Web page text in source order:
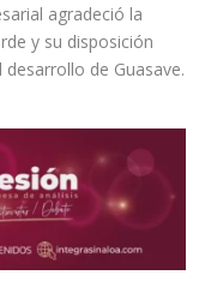
agradeció la
y su disposición
de Guasave.